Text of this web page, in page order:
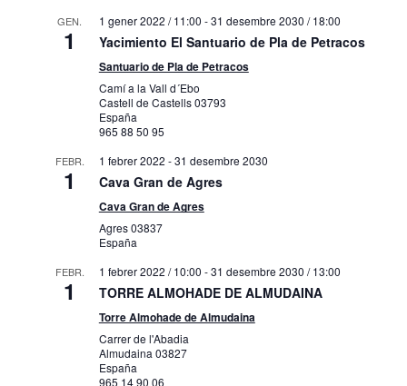
GEN.
1
1 gener 2022 / 11:00 -31 desembre 2030 / 18:00
Yacimiento El Santuario de Pla de Petracos
Santuario de Pla de Petracos
Camí a la Vall d´Ebo
Castell de Castells03793
España
965 88 50 95
FEBR.
1
1 febrer 2022 -31 desembre 2030
Cava Gran de Agres
Cava Gran de Agres
Agres03837
España
FEBR.
1
1 febrer 2022 / 10:00 -31 desembre 2030 / 13:00
TORRE ALMOHADE DE ALMUDAINA
Torre Almohade de Almudaina
Carrer de l'Abadia
Almudaina 03827
España
965 14 90 06